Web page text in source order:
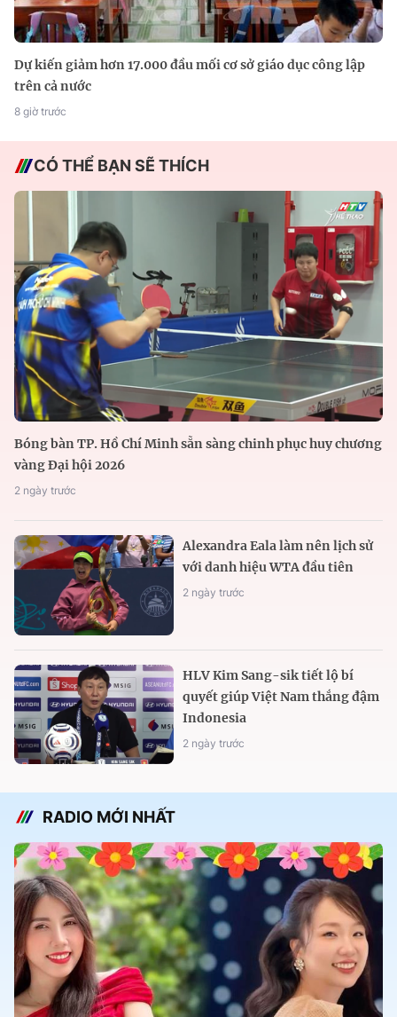
Dự kiến giảm hơn 17.000 đầu mối cơ sở giáo dục công lập
trên cả nước
8 giờ trước
CÓ THỂ BẠN SẼ THÍCH
Bóng bàn TP. Hồ Chí Minh sẵn sàng chinh phục huy chương
vàng Đại hội 2026
2 ngày trước
Alexandra Eala làm nên lịch sử
với danh hiệu WTA đầu tiên
2 ngày trước
HLV Kim Sang-sik tiết lộ bí
quyết giúp Việt Nam thắng đậm
Indonesia
2 ngày trước
RADIO MỚI NHẤT